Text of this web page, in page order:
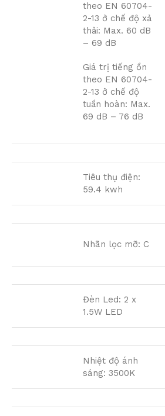
theo EN 60704-
2-13 ở chế độ xả
thải: Max. 60 dB
– 69 dB
Giá trị tiếng ồn
theo EN 60704-
2-13 ở chế độ
tuần hoàn: Max.
69 dB – 76 dB
Tiêu thụ điện:
59.4 kwh
Nhãn lọc mỡ: C
Đèn Led: 2 x
1.5W LED
Nhiệt độ ánh
sáng: 3500K